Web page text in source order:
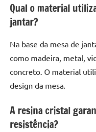
Qual o material
jantar?
Na base da mesa de
como madeira, metal,
concreto. O material
design da mesa.
A resina cristal
resistência?